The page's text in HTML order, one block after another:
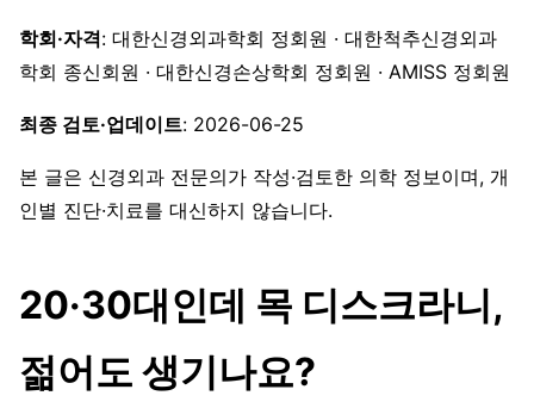
학회·자격: 대한신경외과학회 정회원 · 대한척추신경외과
학회 종신회원 · 대한신경손상학회 정회원 · AMISS 정회원
최종 검토·업데이트: 2026-06-25
본 글은 신경외과 전문의가 작성·검토한 의학 정보이며, 개
인별 진단·치료를 대신하지 않습니다.
20·30대인데 목 디스크라니,
젊어도 생기나요?